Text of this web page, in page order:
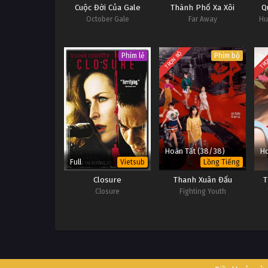
Cuộc Đời Của Gale
October Gale
Thành Phố Xa Xôi
Far Away
Phim lẻ
Full Vietsub
Closure
Closure
TRỌN BỘ Phim bộ
Hoàn Tất (38/38)
Lồng Tiếng
Thanh Xuân Đấu
Fighting Youth